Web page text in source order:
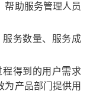
帮助服务管理人员
服务数量、服务成
程得到的用户需求
为产品部门提供用